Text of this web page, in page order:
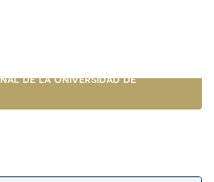
de la Universidad de